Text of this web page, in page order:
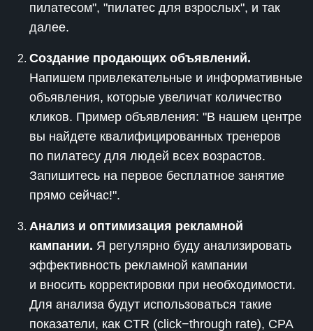
пилатесом", "пилатес для взрослых", и так
далее.
Создание продающих объявлений.
Напишем привлекательные и информативные
объявления, которые увеличат количество
кликов. Пример объявления: "В нашем центре
вы найдете квалифицированных тренеров
по пилатесу для людей всех возрастов.
Запишитесь на первое бесплатное занятие
прямо сейчас!".
Анализ и оптимизация рекламной
кампании. Я регулярно буду анализировать
эффективность рекламной кампании
и вносить корректировки при необходимости.
Для анализа будут использоваться такие
показатели, как CTR (click−through rate), CPA